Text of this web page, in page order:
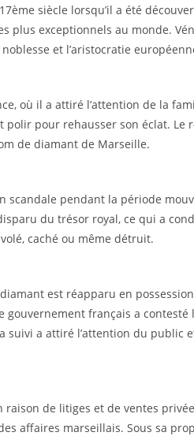
siècle lorsqu’il a été
plus exceptionnels au monde.
et l’aristocratie
où il a attiré l’attention de la
polir pour rehausser son éclat. Le
de diamant de Marseille.
scandale pendant la période
du trésor royal, ce qui a
caché ou même détruit.
est réapparu en
français a
a attiré l’attention du public
de litiges et de ventes
affaires marseillais. Sous sa